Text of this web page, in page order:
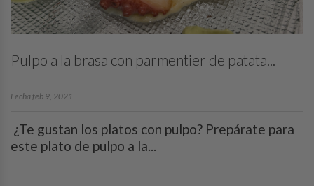
Pulpo a la brasa con parmentier de patata...
Fecha feb 9, 2021
¿Te gustan los platos con pulpo? Prepárate para
este plato de pulpo a la...